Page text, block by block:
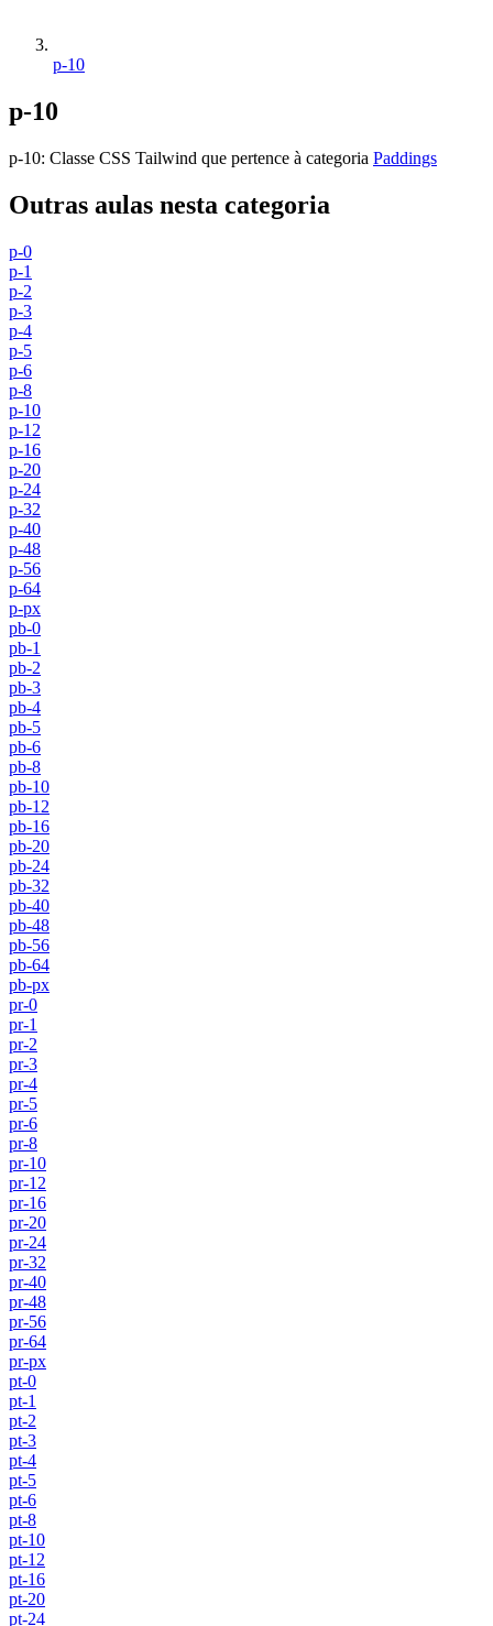
p-10
p-10
p-10: Classe CSS Tailwind que pertence à categoria Paddings
Outras aulas nesta categoria
p-0
p-1
p-2
p-3
p-4
p-5
p-6
p-8
p-10
p-12
p-16
p-20
p-24
p-32
p-40
p-48
p-56
p-64
p-px
pb-0
pb-1
pb-2
pb-3
pb-4
pb-5
pb-6
pb-8
pb-10
pb-12
pb-16
pb-20
pb-24
pb-32
pb-40
pb-48
pb-56
pb-64
pb-px
pr-0
pr-1
pr-2
pr-3
pr-4
pr-5
pr-6
pr-8
pr-10
pr-12
pr-16
pr-20
pr-24
pr-32
pr-40
pr-48
pr-56
pr-64
pr-px
pt-0
pt-1
pt-2
pt-3
pt-4
pt-5
pt-6
pt-8
pt-10
pt-12
pt-16
pt-20
pt-24